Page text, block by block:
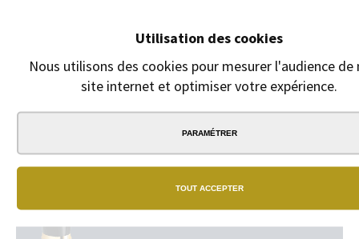
Utilisation des cookies
Nous utilisons des cookies pour mesurer l'audience de
site internet et optimiser votre expérience.
PARAMÉTRER
TOUT ACCEPTER
vrai